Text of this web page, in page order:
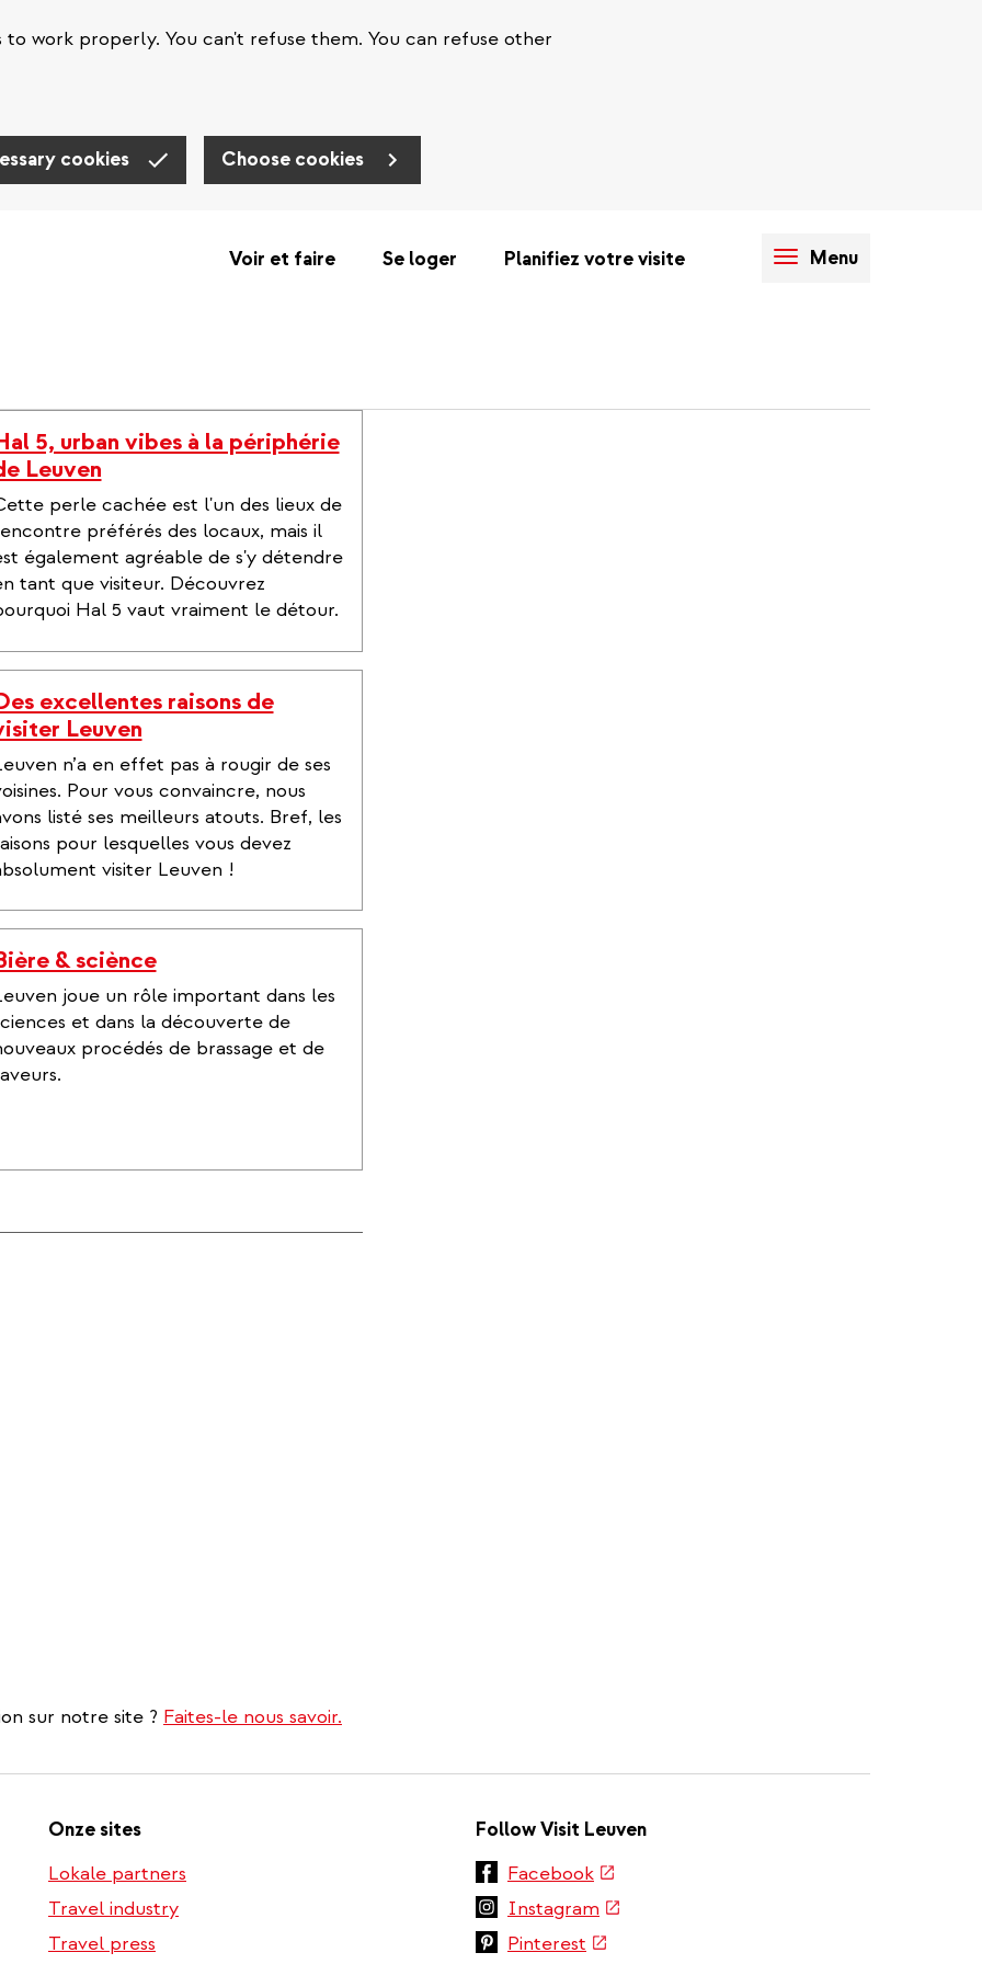
work properly. You can't refuse them. You can refuse other
cookies Choose cookies
Voir et faire Se loger Planifiez votre visite Menu
5, urban vibes à la périphérie
Leuven
perle cachée est l'un des lieux de
préférés des locaux, mais il
également agréable de s'y détendre
tant que visiteur. Découvrez
Hal 5 vaut vraiment le détour.
excellentes raisons de
Leuven
n’a en effet pas à rougir de ses
Pour vous convaincre, nous
listé ses meilleurs atouts. Bref, les
pour lesquelles vous devez
visiter Leuven !
& sciènce
joue un rôle important dans les
et dans la découverte de
procédés de brassage et de
sur notre site ? Faites-le nous savoir.
Onze sites
Lokale partners
Travel industry
Travel press
Follow Visit Leuven
Facebook(link
external)
Instagram (link
is
Pinterest (link